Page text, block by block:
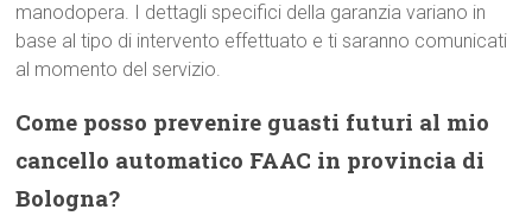
manodopera. I dettagli specifici della garanzia variano in
base al tipo di intervento effettuato e ti saranno comunicati
al momento del servizio.
Come posso prevenire guasti futuri al mio
cancello automatico FAAC in provincia di
Bologna?